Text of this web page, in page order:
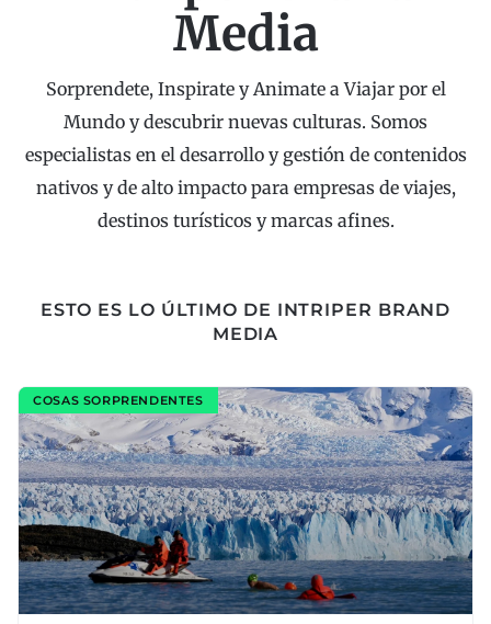
Media
Sorprendete, Inspirate y Animate a Viajar por el
Mundo y descubrir nuevas culturas. Somos
especialistas en el desarrollo y gestión de contenidos
nativos y de alto impacto​ para empresas de viajes,
destinos turísticos y marcas afines.
ESTO ES LO ÚLTIMO DE INTRIPER BRAND
MEDIA
COSAS SORPRENDENTES